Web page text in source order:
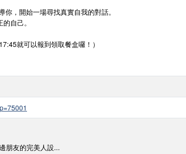
，開始一場尋找真實自我的對話。
自己。
就可以報到領取餐盒囉！）
朋友的完美人設...